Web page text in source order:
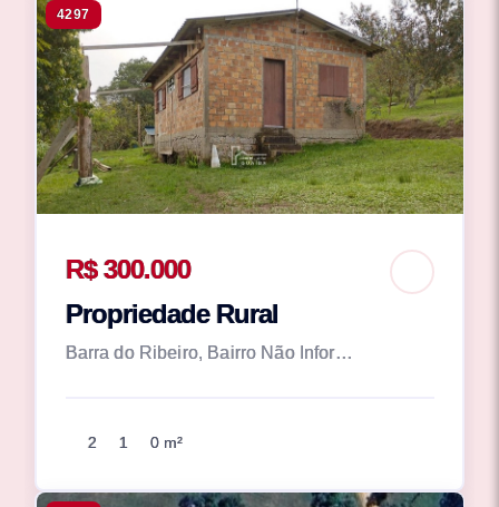
4297
R$ 300.000
Propriedade Rural
Barra do Ribeiro, Bairro Não Informado
2 1 0 m²